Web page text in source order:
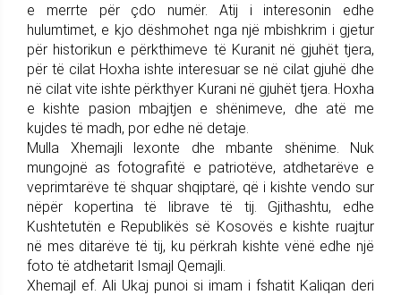
e merrte për çdo numër. Atij i interesonin edhe
hulumtimet, e kjo dëshmohet nga një mbishkrim i gjetur
për historikun e përkthimeve të Kuranit në gjuhët tjera,
për të cilat Hoxha ishte interesuar se në cilat gjuhë dhe
në cilat vite ishte përkthyer Kurani në gjuhët tjera. Hoxha
e kishte pasion mbajtjen e shënimeve, dhe atë me
kujdes të madh, por edhe në detaje.
Mulla Xhemajli lexonte dhe mbante shënime. Nuk
mungojnë as fotografitë e patriotëve, atdhetarëve e
veprimtarëve të shquar shqiptarë, që i kishte vendo sur
nëpër kopertina të librave të tij. Gjithashtu, edhe
Kushtetutën e Republikës së Kosovës e kishte ruajtur
në mes ditarëve të tij, ku përkrah kishte vënë edhe një
foto të atdhetarit Ismajl Qemajli.
Xhemajl ef. Ali Ukaj punoi si imam i fshatit Kaliqan deri